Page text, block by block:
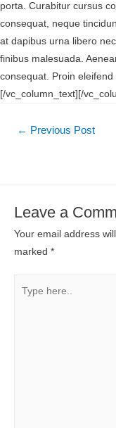
porta. Curabitur cursus
consequat, neque
at dapibus urna libero
finibus malesuada.
consequat. Proin
[/vc_column_text][/
← Previous Post
Leave a
Your email address
marked *